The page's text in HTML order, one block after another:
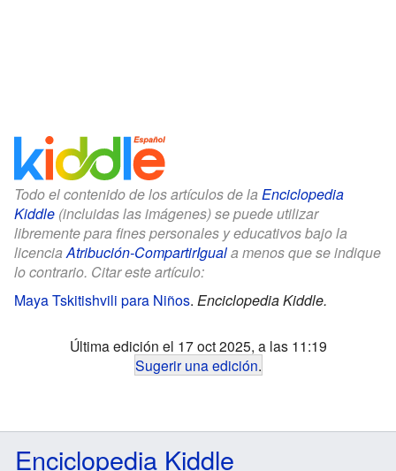
Todo el contenido de los artículos de la Enciclopedia
Kiddle (incluidas las imágenes) se puede utilizar
libremente para fines personales y educativos bajo la
licenciaAtribución-CompartirIguala menos que se indique
lo contrario. Citar este artículo:
Maya Tskitishvili para Niños. Enciclopedia Kiddle.
Última edición el 17 oct 2025, a las 11:19
Sugerir una edición.
Enciclopedia Kiddle